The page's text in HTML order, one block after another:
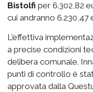
Bistolfi per 6.302,82
cui andranno 6.230,47
L'effettiva
a precise condizioni
delibera comunale.
punti di controllo è
approvata dalla